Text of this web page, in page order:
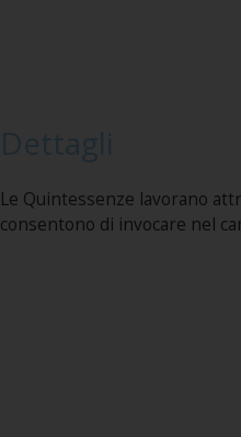
Le Quintessenze lavorano
consentono di invocare nel